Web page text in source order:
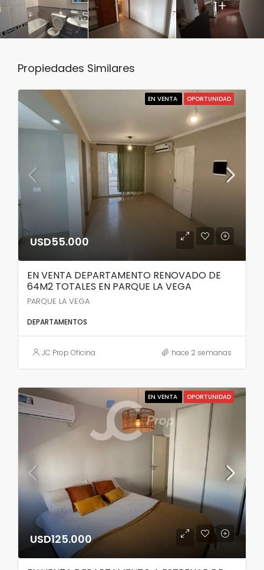
1+
Propiedades Similares
EN VENTA OPORTUNIDAD
USD55.000
EN VENTA DEPARTAMENTO RENOVADO DE
64M2 TOTALES EN PARQUE LA VEGA
PARQUE LA VEGA
DEPARTAMENTOS
JC Prop Oficina hace 2 semanas
EN VENTA OPORTUNIDAD
USD125.000